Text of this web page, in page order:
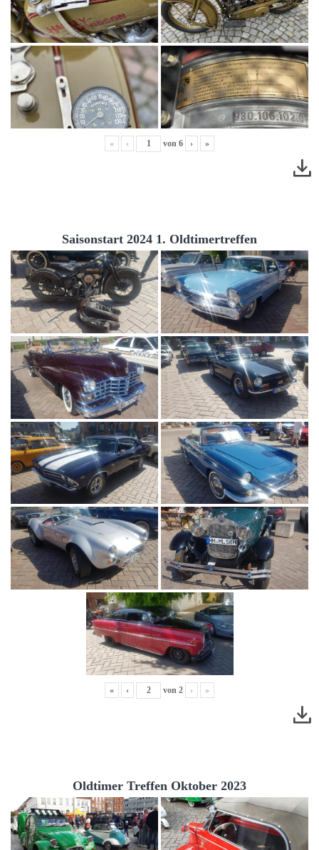
« ‹ von 6 › »
Saisonstart 2024 1. Oldtimertreffen
« ‹ von 2 › »
Oldtimer Treffen Oktober 2023